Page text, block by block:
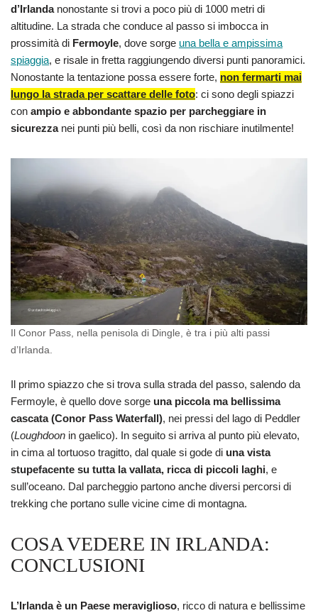
d’Irlandanonostante si trovi a poco più di 1000 metri di
altitudine. La strada che conduce al passo si imbocca in
prossimità di Fermoyle, dove sorge una bella e ampissima
spiaggia, e risale in fretta raggiungendo diversi punti panoramici.
Nonostante la tentazione possa essere forte, non fermarti mai
lungo la strada per scattare delle foto: ci sono degli spiazzi
con ampio e abbondante spazio per parcheggiare in
sicurezzanei punti più belli, così da non rischiare inutilmente!
Il Conor Pass, nella penisola di Dingle, è tra i più alti passi
d’Irlanda.
Il primo spiazzo che si trova sulla strada del passo, salendo da
Fermoyle, è quello dove sorge una piccola ma bellissima
cascata (Conor Pass Waterfall), nei pressi del lago di Peddler
(Loughdoon in gaelico). In seguito si arriva al punto più elevato,
in cima al tortuoso tragitto, dal quale si gode di una vista
stupefacente su tutta la vallata, ricca di piccoli laghi, e
sull’oceano. Dal parcheggio partono anche diversi percorsi di
trekking che portano sulle vicine cime di montagna.
COSA VEDERE IN IRLANDA:
CONCLUSIONI
L’Irlanda è un Paese meraviglioso, ricco di natura e bellissime